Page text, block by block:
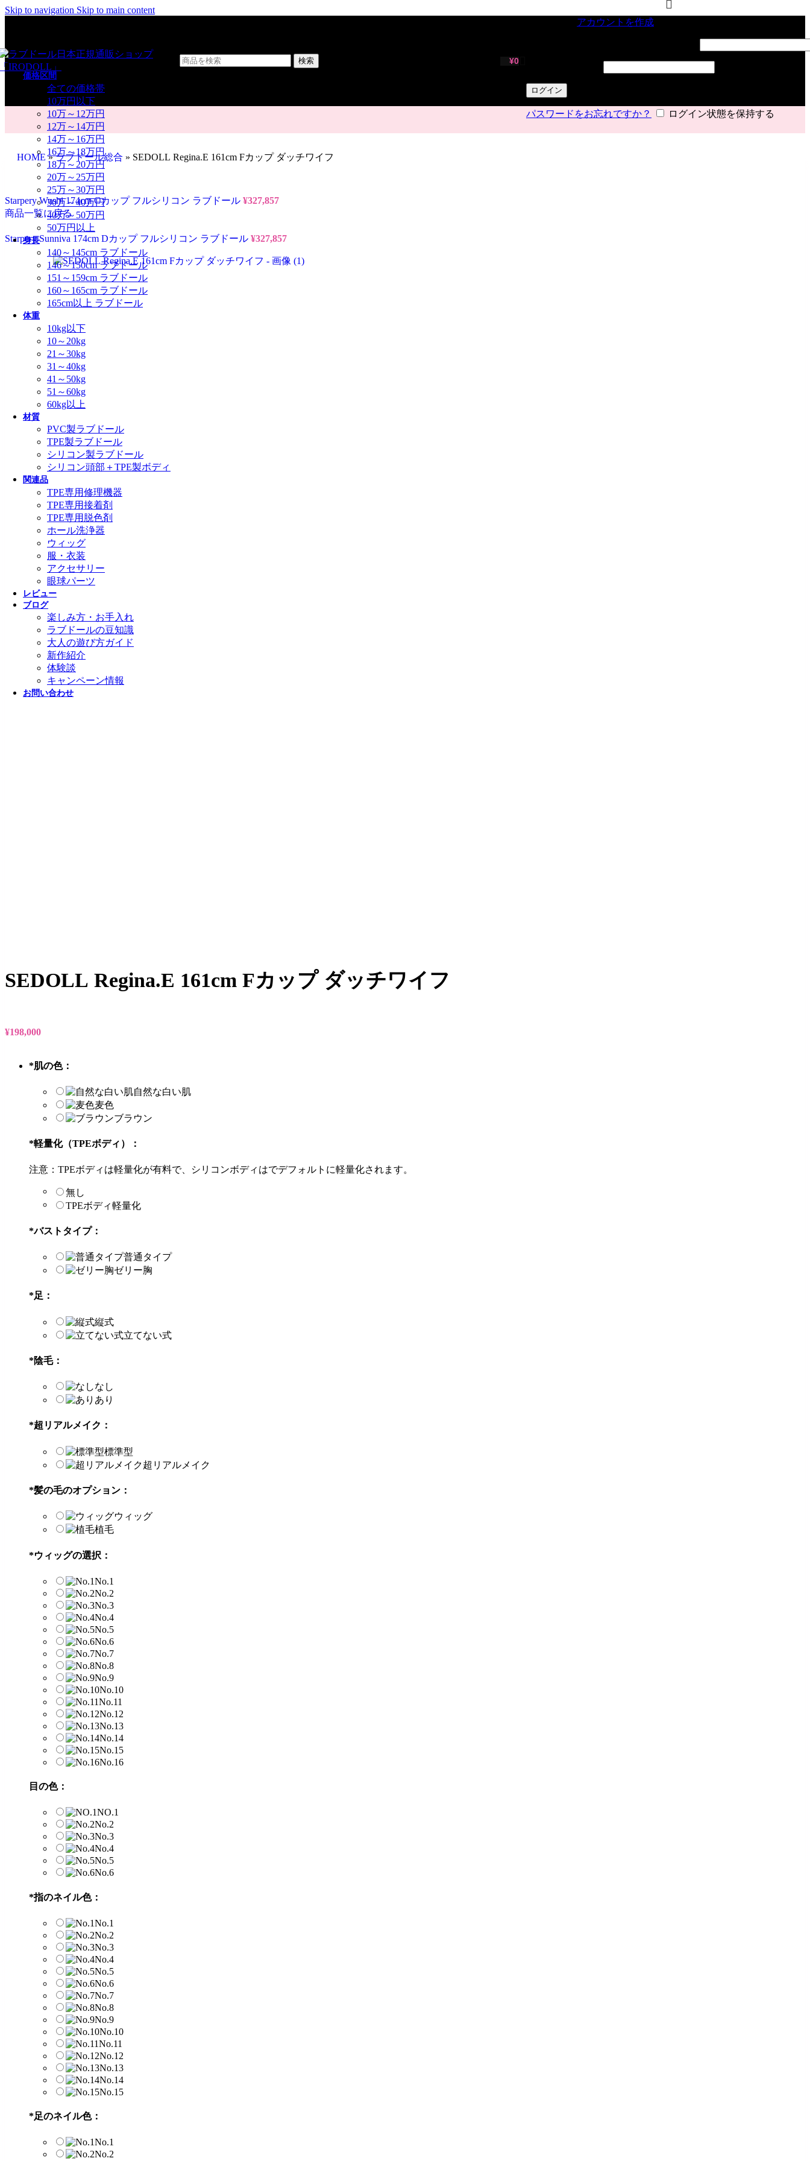
Skip to navigation Skip to main content
検索 ¥0
アカウントを作成
ログイン
パスワードをお忘れですか？ ログイン状態を保持する
価格区間
全ての価格帯
10万円以下
10万～12万円
12万～14万円
14万～16万円
16万～18万円
18万～20万円
20万～25万円
25万～30万円
30万～40万円
40万～50万円
50万円以上
身長
140～145cm ラブドール
146～150cm ラブドール
151～159cm ラブドール
160～165cm ラブドール
165cm以上 ラブドール
体重
10kg以下
10～20kg
21～30kg
31～40kg
41～50kg
51～60kg
60kg以上
材質
PVC製ラブドール
TPE製ラブドール
シリコン製ラブドール
シリコン頭部＋TPE製ボディ
関連品
TPE専用修理機器
TPE専用接着剤
TPE専用脱色剤
ホール洗浄器
ウィッグ
服・衣装
アクセサリー
眼球パーツ
レビュー
ブログ
楽しみ方・お手入れ
ラブドールの豆知識
大人の遊び方ガイド
新作紹介
体験談
キャンペーン情報
お問い合わせ
HOME»ラブドール総合 » SEDOLL Regina.E 161cm Fカップ ダッチワイフ
Starpery Wushi 174cm Cカップ フルシリコン ラブドール ¥327,857
商品一覧に戻る
Starpery Sunniva 174cm Dカップ フルシリコン ラブドール ¥327,857
SEDOLL Regina.E 161cm Fカップ ダッチワイフ
¥198,000
*肌の色：
自然な白い肌
麦色
ブラウン
*軽量化（TPEボディ）：
注意：TPEボディは軽量化が有料で、シリコンボディはでデフォルトに軽量化されます。
無し
TPEボディ軽量化
*バストタイプ：
普通タイプ
ゼリー胸
*足：
縦式
立てない式
*陰毛：
なし
あり
*超リアルメイク：
標準型
超リアルメイク
*髪の毛のオプション：
ウィッグ
植毛
*ウィッグの選択：
No.1
No.2
No.3
No.4
No.5
No.6
No.7
No.8
No.9
No.10
No.11
No.12
No.13
No.14
No.15
No.16
目の色：
NO.1
No.2
No.3
No.4
No.5
No.6
*指のネイル色：
No.1
No.2
No.3
No.4
No.5
No.6
No.7
No.8
No.9
No.10
No.11
No.12
No.13
No.14
No.15
*足のネイル色：
No.1
No.2